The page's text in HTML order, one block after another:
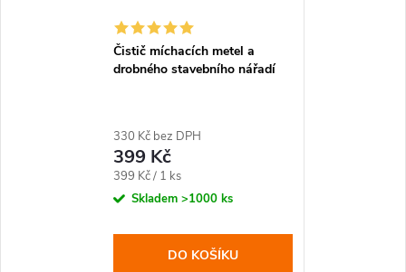
Čistič míchacích metel a
drobného stavebního nářadí
330 Kč bez DPH
399 Kč
Měrná
cena:
399 Kč / 1 ks
Skladem >1000 ks
DO KOŠÍKU